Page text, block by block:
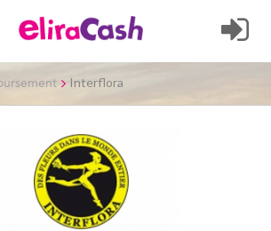
Interflora